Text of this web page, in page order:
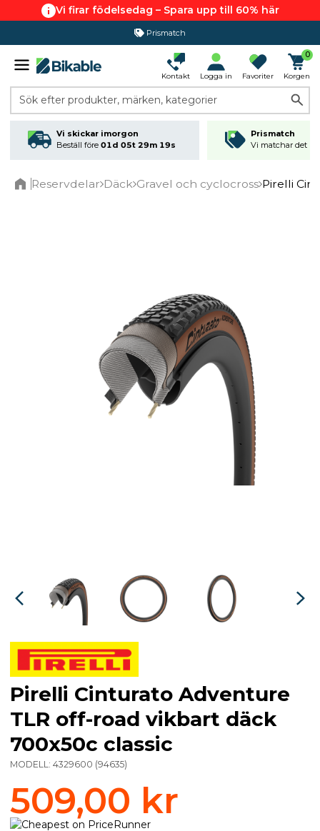
Vi firar födelsedag – Spara upp till 60% här
Prismatch
Kontakt Logga in Favoriter
0
Korgen
Sök efter produkter, märken, kategorier
Vi skickar imorgon
Beställ före 01d 05t 29m 19s
Prismatch
Vi matchar det
Reservdelar Däck Gravel och cyclocross Pirelli
Pirelli Cinturato Adventure
TLR off-road vikbart däck
700x50c classic
MODELL: 4329600 (94635)
509,00 kr